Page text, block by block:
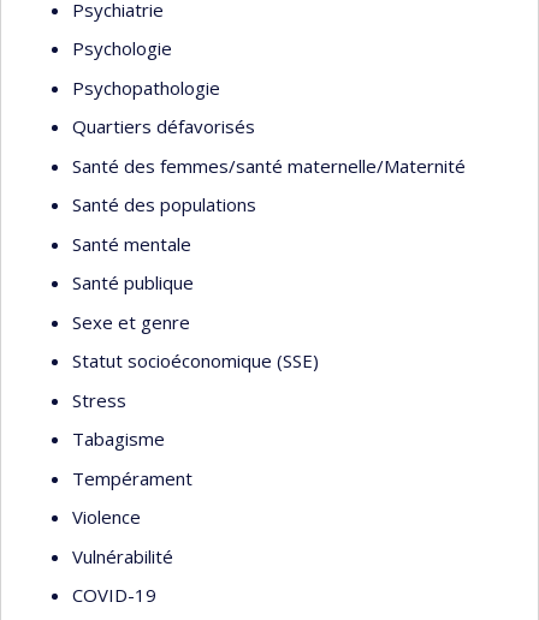
Psychiatrie
Psychologie
Psychopathologie
Quartiers défavorisés
Santé des femmes/santé maternelle/Maternité
Santé des populations
Santé mentale
Santé publique
Sexe et genre
Statut socioéconomique (SSE)
Stress
Tabagisme
Tempérament
Violence
Vulnérabilité
COVID-19